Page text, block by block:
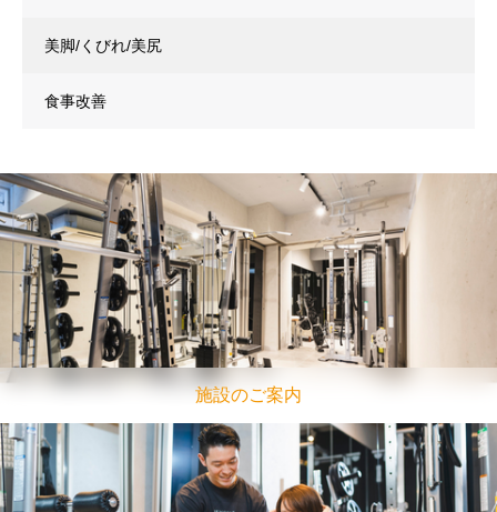
美脚/くびれ/美尻
食事改善
施設のご案内